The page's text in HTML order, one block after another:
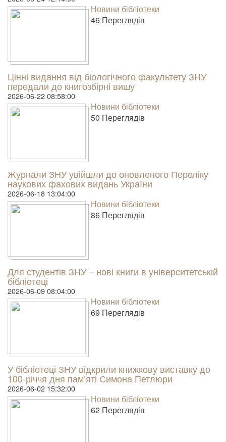
Новини бібліотеки
46 Пере­гля­дів
Цінні видання від біологічного факультету ЗНУ
передали до книгозбірні вишу
2026-06-22 08:58:00
Новини бібліотеки
50 Пере­гля­дів
Журнали ЗНУ увійшли до оновленого Переліку
наукових фахових видань України
2026-06-18 13:04:00
Новини бібліотеки
86 Пере­гля­дів
Для студентів ЗНУ – нові книги в університетській
бібліотеці
2026-06-09 08:04:00
Новини бібліотеки
69 Пере­гля­дів
У бібліотеці ЗНУ відкрили книжкову виставку до
100-річчя дня пам’яті Симона Петлюри
2026-06-02 15:32:00
Новини бібліотеки
62 Пере­гля­дів